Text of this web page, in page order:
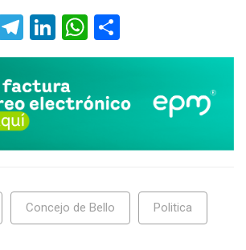
Telegram
LinkedIn
WhatsApp
Concejo de Bello Politica